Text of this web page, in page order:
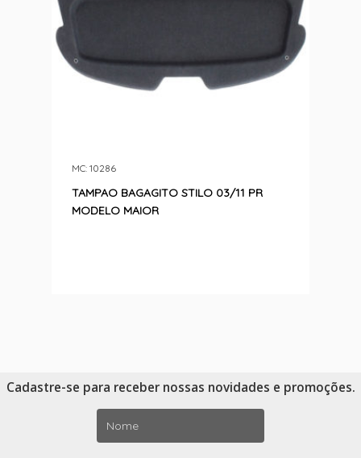
TAMPAO BAGAGITO STILO 03/11 PR
MODELO MAIOR
MC: 10286
Cadastre-se para receber nossas novidades e promoções.